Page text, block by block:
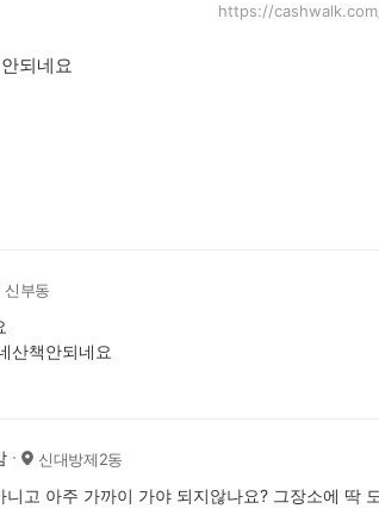
https://
되네요
신부동
산책안되네요
신대방제2동
니고 아주 가까이 가야 되지않나요? 그장소에 딱